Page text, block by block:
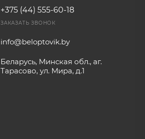
+375 (44) 555-60-18
ЗАКАЗАТЬ ЗВОНОК
info@beloptovik.by
Беларусь, Минская обл., аг.
Тарасово, ул. Мира, д.1